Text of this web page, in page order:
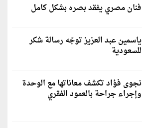
فنان مصري يفقد بصره بشكل كامل
ياسمين عبد العزيز توجّه رسالة شكر
للسعودية
نجوى فؤاد تكشف معاناتها مع الوحدة
وإجراء جراحة بالعمود الفقري